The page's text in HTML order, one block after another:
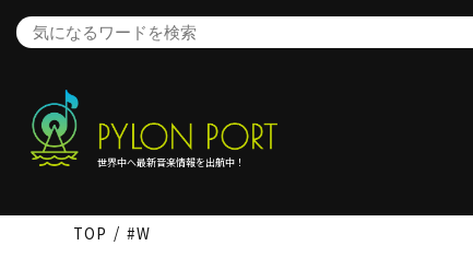
世界中へ最新音楽情報を出航中！
TOP #W